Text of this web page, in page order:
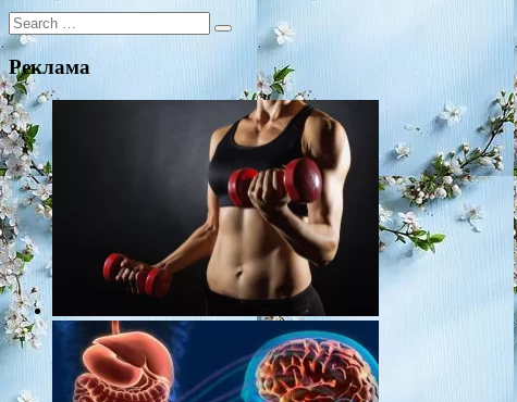
Search
for:
Реклама